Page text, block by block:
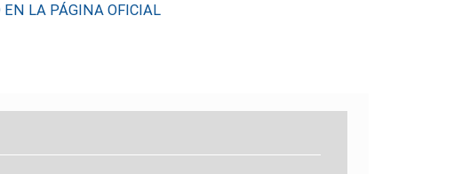
EN LA PÁGINA OFICIAL